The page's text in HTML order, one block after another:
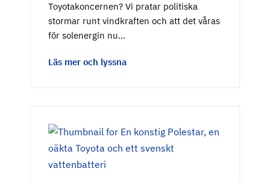
Toyotakoncernen? Vi pratar politiska
stormar runt vindkraften och att det våras
för solenergin nu…
Läs mer och lyssna